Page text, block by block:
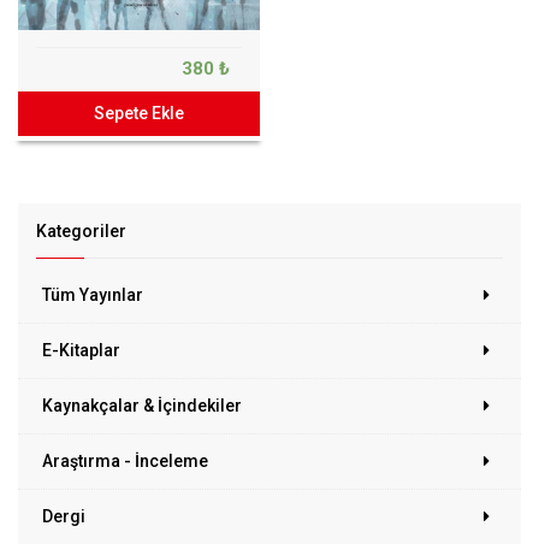
Kategoriler
Tüm Yayınlar
E-Kitaplar
Kaynakçalar & İçindekiler
Araştırma - İnceleme
Dergi
380 ₺
Sepete Ekle